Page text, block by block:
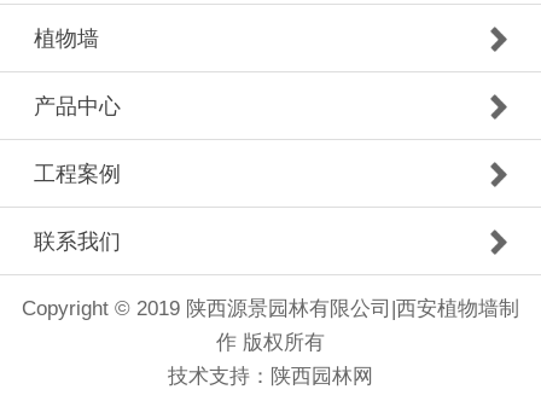
植物墙
产品中心
工程案例
联系我们
Copyright © 2019 陕西源景园林有限公司|西安植物墙制
作 版权所有
技术支持： 陕西园林网